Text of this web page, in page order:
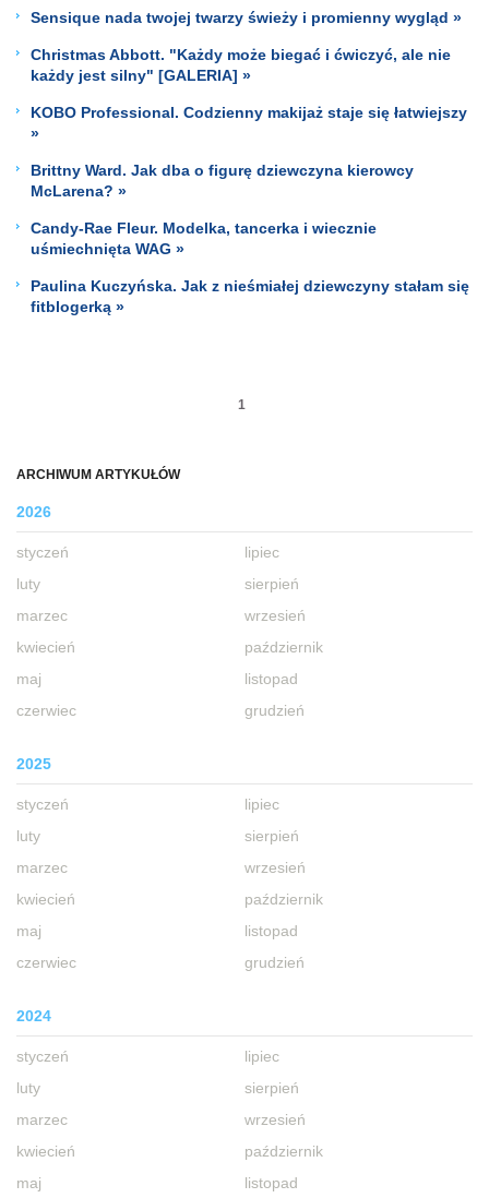
ARCHIWUM ARTYKUŁÓW
2026
styczeń
luty
marzec
kwiecień
maj
czerwiec
lipiec
sierpień
wrzesień
październik
listopad
grudzień
2025
styczeń
luty
marzec
kwiecień
maj
czerwiec
lipiec
sierpień
wrzesień
październik
listopad
grudzień
2024
styczeń
luty
marzec
kwiecień
maj
lipiec
sierpień
wrzesień
październik
listopad
Sensique nada twojej twarzy świeży i promienny wygląd »
Christmas Abbott. "Każdy może biegać i ćwiczyć, ale nie
każdy jest silny" [GALERIA] »
KOBO Professional. Codzienny makijaż staje się łatwiejszy
»
Brittny Ward. Jak dba o figurę dziewczyna kierowcy
McLarena? »
Candy-Rae Fleur. Modelka, tancerka i wiecznie
uśmiechnięta WAG »
Paulina Kuczyńska. Jak z nieśmiałej dziewczyny stałam się
fitblogerką »
1